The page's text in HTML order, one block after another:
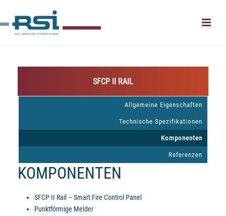
SFCP II RAIL
Allgemeine Eigenschaften
Technische Spezifikationen
Komponenten
Referenzen
KOMPONENTEN
SFCP II Rail – Smart Fire Control Panel
Punktförmige Melder